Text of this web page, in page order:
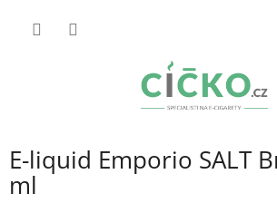
E-liquid Emporio SALT
ml